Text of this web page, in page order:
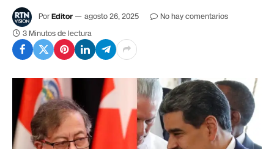
PorEditor agosto 26, 2025
No hay comentarios
3 Minutos de lectura